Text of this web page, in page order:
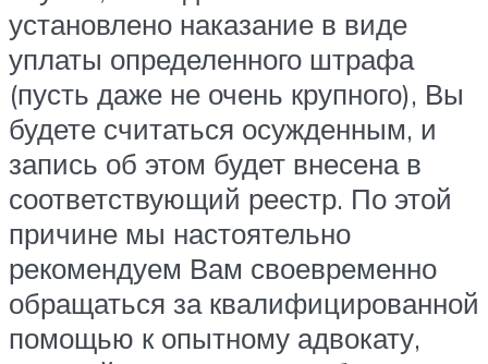
установлено наказание в виде
уплаты определенного штрафа
(пусть даже не очень крупного), Вы
будете считаться осужденным, и
запись об этом будет внесена в
соответствующий реестр. По этой
причине мы настоятельно
рекомендуем Вам своевременно
обращаться за квалифицированной
помощью к опытному адвокату,